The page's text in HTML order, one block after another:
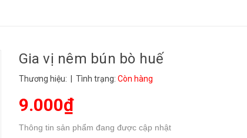
Gia vị nêm bún bò huế
Thương hiệu: | Tình trạng: Còn hàng
9.000₫
Thông tin sản phẩm đang được cập nhật